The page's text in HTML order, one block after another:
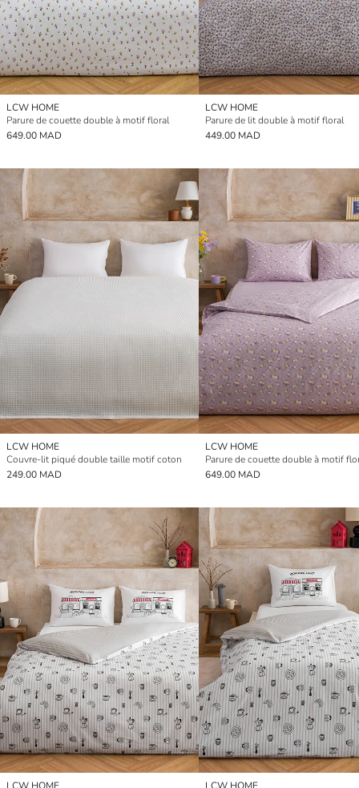
LCW HOME
Parure de couette double à motif floral
649.00 MAD
LCW HOME
Parure de lit double à motif floral
449.00 MAD
LCW HOME
Couvre-lit piqué double taille motif coton
249.00 MAD
LCW HOME
Parure de couette double à motif
649.00 MAD
LCW HOME LCW HOME